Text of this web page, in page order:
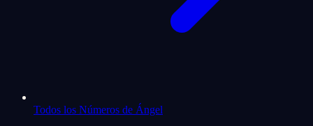
Todos los Números de Ángel